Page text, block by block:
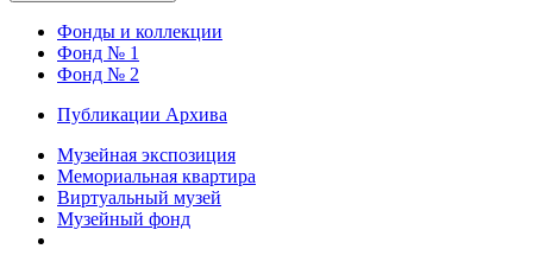
Фонды и коллекции
Фонд № 1
Фонд № 2
Публикации Архива
Музейная экспозиция
Мемориальная квартира
Виртуальный музей
Музейный фонд